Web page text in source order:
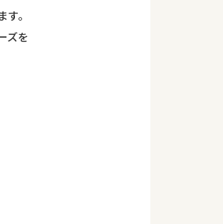
。
ズを